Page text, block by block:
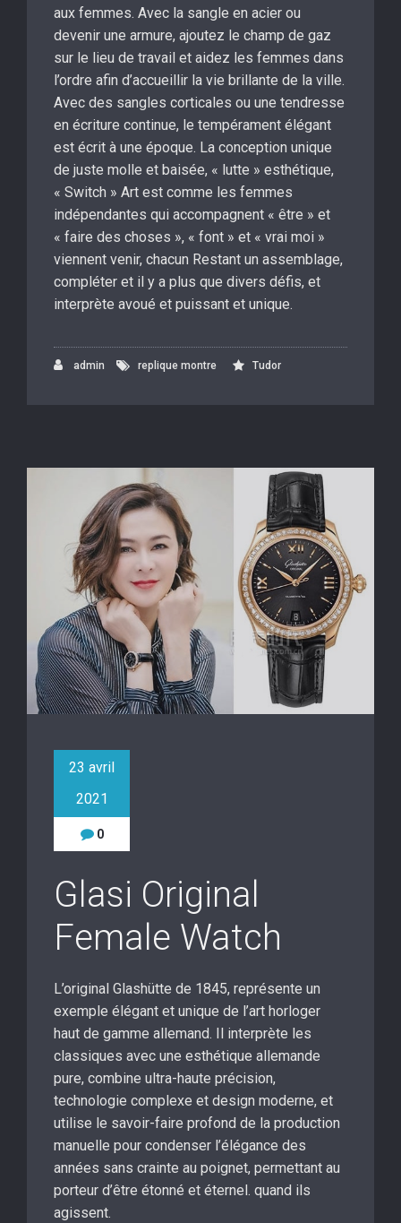
aux femmes. Avec la sangle en acier ou
devenir une armure, ajoutez le champ de gaz
sur le lieu de travail et aidez les femmes dans
l’ordre afin d’accueillir la vie brillante de la ville.
Avec des sangles corticales ou une tendresse
en écriture continue, le tempérament élégant
est écrit à une époque. La conception unique
de juste molle et baisée, « lutte » esthétique,
« Switch » Art est comme les femmes
indépendantes qui accompagnent « être » et
« faire des choses », « font » et « vrai moi »
viennent venir, chacun Restant un assemblage,
compléter et il y a plus que divers défis, et
interprète avoué et puissant et unique.
admin replique montre Tudor
23 avril
2021
0
Glasi Original
Female Watch
L’original Glashütte de 1845, représente un
exemple élégant et unique de l’art horloger
haut de gamme allemand. Il interprète les
classiques avec une esthétique allemande
pure, combine ultra-haute précision,
technologie complexe et design moderne, et
utilise le savoir-faire profond de la production
manuelle pour condenser l’élégance des
années sans crainte au poignet, permettant au
porteur d’être étonné et éternel. quand ils
agissent.